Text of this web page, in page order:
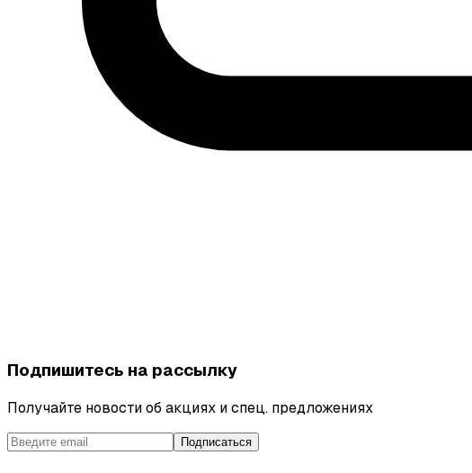
Подпишитесь на рассылку
Получайте новости об акциях и спец. предложениях
Подписаться